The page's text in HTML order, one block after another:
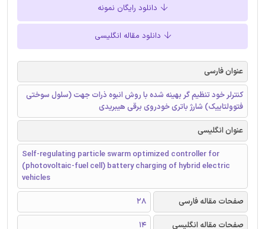
دانلود رایگان نمونه
دانلود مقاله انگلیسی
عنوان فارسی
کنترلر خود تنظیم گر بهینه شده با روش انبوه ذرات جهت (سلول سوختی
فتوولتاییک) شارژ باتری خودروی برقی هیبریدی
عنوان انگلیسی
Self-regulating particle swarm optimized controller for
(photovoltaic-fuel cell) battery charging of hybrid electric
vehicles
صفحات مقاله فارسی
28
صفحات مقاله انگلیسی
14